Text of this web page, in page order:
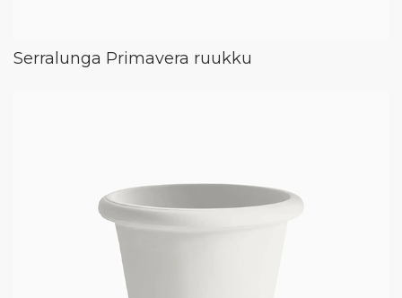
Serralunga Primavera ruukku